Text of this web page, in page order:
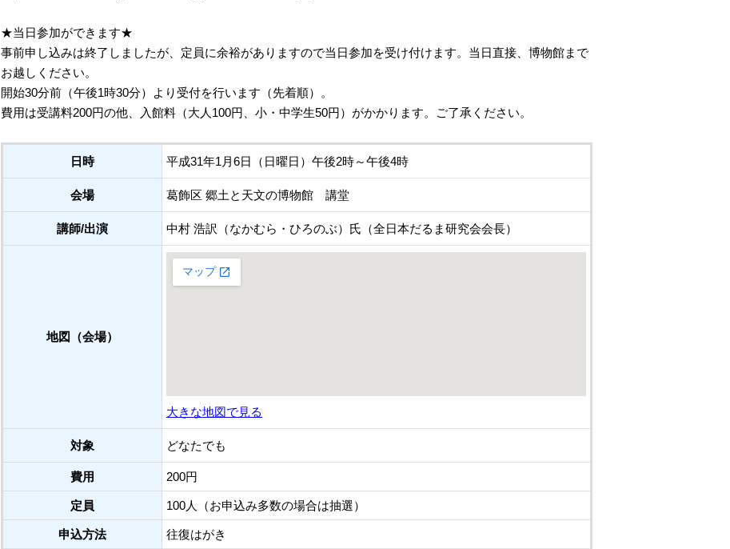
★当日参加ができます★
事前申し込みは終了しましたが、定員に余裕がありますので当日参加を受け付けます。当日直接、博物館まで
お越しください。
開始30分前（午後1時30分）より受付を行います（先着順）。
費用は受講料200円の他、入館料（大人100円、小・中学生50円）がかかります。ご了承ください。
日時 平成31年1月6日（日曜日）午後2時～午後4時
会場 葛飾区 郷土と天文の博物館 講堂
講師/出演 中村 浩訳（なかむら・ひろのぶ）氏（全日本だるま研究会会長）
地図（会場）
大きな地図で見る
対象 どなたでも
費用 200円
定員 100人（お申込み多数の場合は抽選）
申込方法 往復はがき